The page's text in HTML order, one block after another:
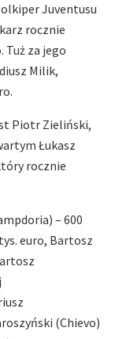
Juventusu
rocznie
Tuż za jego
Milik,
Piotr Zieliński,
Łukasz
rocznie
– 600
euro, Bartosz
(Chievo)